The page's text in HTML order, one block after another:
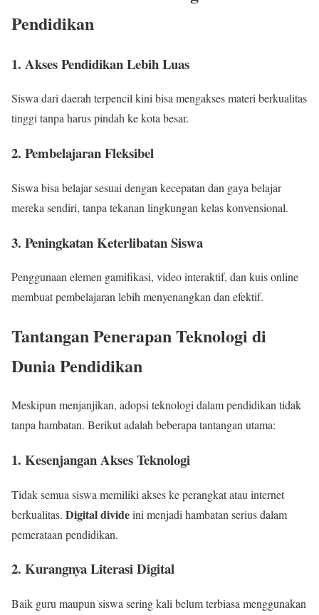
Pendidikan
1. Akses Pendidikan Lebih Luas
Siswa dari daerah terpencil kini bisa mengakses materi berkualitas
tinggi tanpa harus pindah ke kota besar.
2. Pembelajaran Fleksibel
Siswa bisa belajar sesuai dengan kecepatan dan gaya belajar
mereka sendiri, tanpa tekanan lingkungan kelas konvensional.
3. Peningkatan Keterlibatan Siswa
Penggunaan elemen gamifikasi, video interaktif, dan kuis online
membuat pembelajaran lebih menyenangkan dan efektif.
Tantangan Penerapan Teknologi di
Dunia Pendidikan
Meskipun menjanjikan, adopsi teknologi dalam pendidikan tidak
tanpa hambatan. Berikut adalah beberapa tantangan utama:
1. Kesenjangan Akses Teknologi
Tidak semua siswa memiliki akses ke perangkat atau internet
berkualitas. Digital divideini menjadi hambatan serius dalam
pemerataan pendidikan.
2. Kurangnya Literasi Digital
Baik guru maupun siswa sering kali belum terbiasa menggunakan